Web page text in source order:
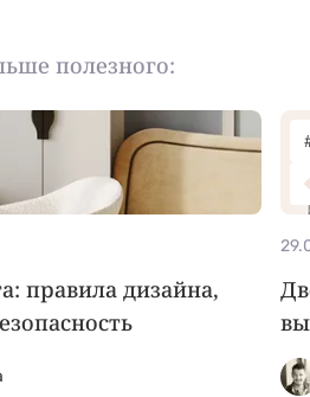
полезного:
правила дизайна,